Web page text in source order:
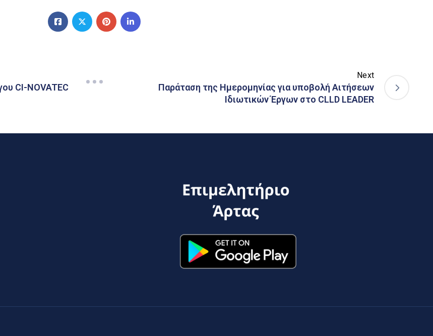
CI-NOVATEC
Next
Παράταση της Ημερομηνίας για υποβολή Αιτήσεων
Ιδιωτικών Έργων στο CLLD LEADER